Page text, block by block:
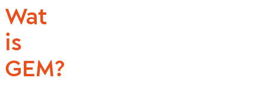
Wat
is
GEM?